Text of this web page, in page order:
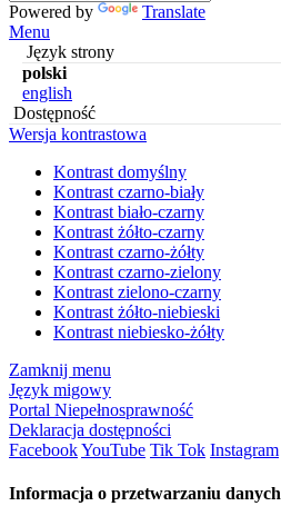
Powered by
Translate
Menu
Język strony
polski
english
Dostępność
Wersja kontrastowa
Kontrast domyślny
Kontrast czarno-biały
Kontrast biało-czarny
Kontrast żółto-czarny
Kontrast czarno-żółty
Kontrast czarno-zielony
Kontrast zielono-czarny
Kontrast żółto-niebieski
Kontrast niebiesko-żółty
Zamknij menu
Język migowy
Portal Niepełnosprawność
Deklaracja dostępności
FacebookYouTube Tik Tok Instagram
Informacja o przetwarzaniu danych